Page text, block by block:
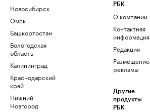
Новосибирск
Омск
Башкортостан
Вологодская
область
Калининград
Краснодарский
край
Нижний
Новгород
РБК
О компании
Контактная
информация
Редакция
Размещение
рекламы
Другие
продукты
РБК